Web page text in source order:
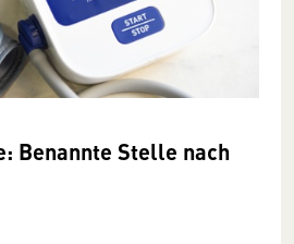
Benannte Stelle nach